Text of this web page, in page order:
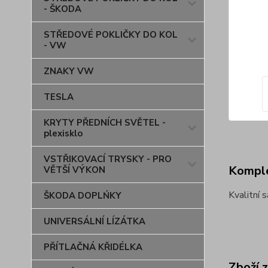
- ŠKODA
STŘEDOVÉ POKLIČKY DO KOL
- VW
ZNAKY VW
TESLA
KRYTY PŘEDNÍCH SVĚTEL -
plexisklo
VSTŘIKOVACÍ TRYSKY - PRO
VĚTŠÍ VÝKON
ŠKODA DOPLŃKY
UNIVERSÁLNÍ LÍZÁTKA
PŘÍTLAČNÁ KŘIDÉLKA
Kvalitní